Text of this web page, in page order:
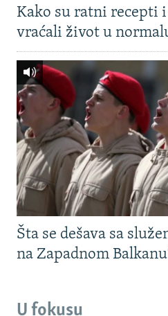
Kako su ratni recepti
vraćali život u
Šta se dešava sa
na Zapadnom
U fokusu